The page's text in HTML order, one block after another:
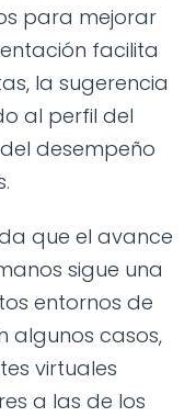
para mejorar
facilita
la sugerencia
al perfil del
desempeño
que el avance
sigue una
entornos de
algunos casos,
virtuales
a las de los